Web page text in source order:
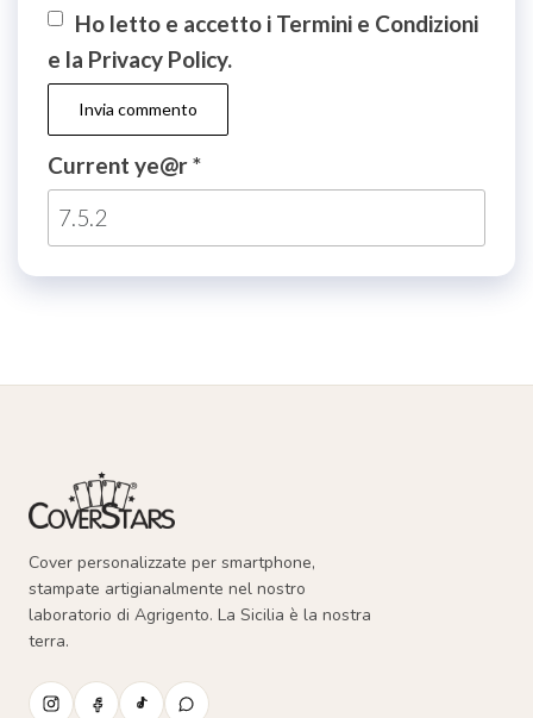
Ho letto e accetto i Termini e Condizioni
e la Privacy Policy.
Current ye@r*
Cover personalizzate per smartphone,
stampate artigianalmente nel nostro
laboratorio di Agrigento. La Sicilia è la nostra
terra.